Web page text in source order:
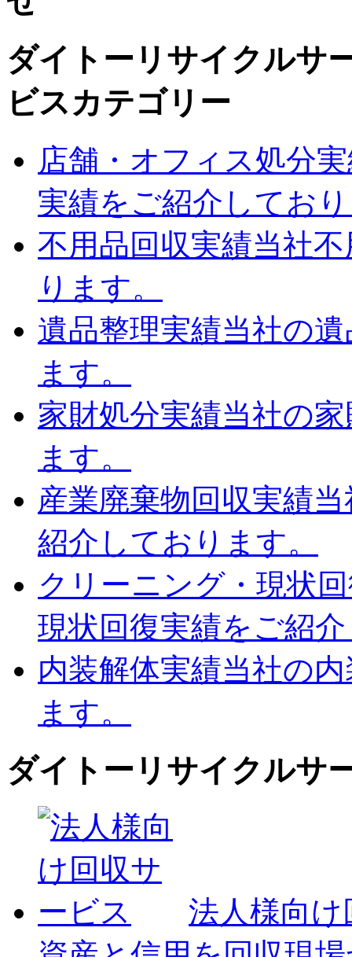
ダイトーリサイクルサ
ビスカテゴリー
店舗・オフィス処分
実績をご紹介してお
不用品回収実績当社
ります。
遺品整理実績当社の
ます。
家財処分実績当社の
ます。
産業廃棄物回収実績
紹介しております。
クリーニング・現状
現状回復実績をご紹
内装解体実績当社の
ます。
ダイトーリサイクルサ
法人様向